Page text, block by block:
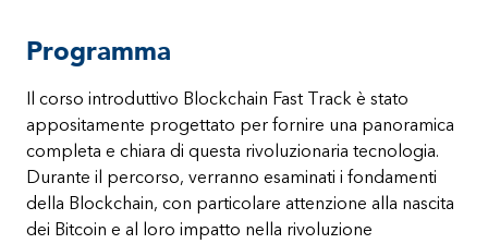
Programma
Il corso introduttivo Blockchain Fast Track è stato
appositamente progettato per fornire una panoramica
completa e chiara di questa rivoluzionaria tecnologia.
Durante il percorso, verranno esaminati i fondamenti
della Blockchain, con particolare attenzione alla nascita
dei Bitcoin e al loro impatto nella rivoluzione